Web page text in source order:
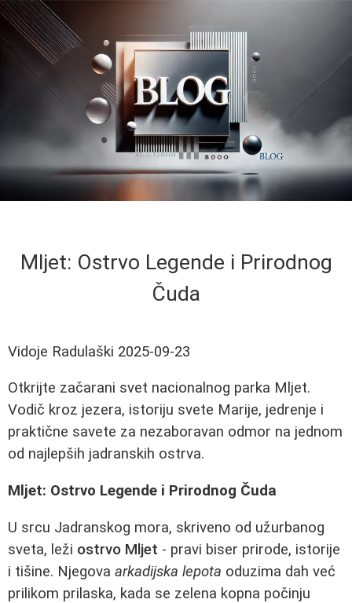
Mljet: Ostrvo Legende i Prirodnog
Čuda
Vidoje Radulaški 2025-09-23
Otkrijte začarani svet nacionalnog parka Mljet.
Vodič kroz jezera, istoriju svete Marije, jedrenje i
praktične savete za nezaboravan odmor na jednom
od najlepših jadranskih ostrva.
Mljet: Ostrvo Legende i Prirodnog Čuda
U srcu Jadranskog mora, skriveno od užurbanog
sveta, leži ostrvo Mljet - pravi biser prirode, istorije
i tišine. Njegova arkadijska lepota oduzima dah već
prilikom prilaska, kada se zelena kopna počinju